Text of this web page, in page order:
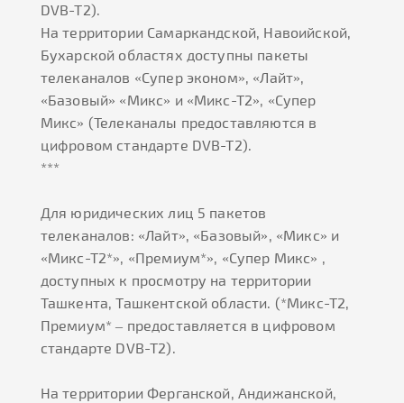
DVB-T2).
На территории Самаркандской, Навоийской,
Бухарской областях доступны пакеты
телеканалов «Супер эконом», «Лайт»,
«Базовый» «Микс» и «Микс-Т2», «Супер
Микс» (Телеканалы предоставляются в
цифровом стандарте DVB-T2).
***
Для юридических лиц 5 пакетов
телеканалов: «Лайт», «Базовый», «Микс» и
«Микс-Т2*», «Премиум*», «Супер Микс» ,
доступных к просмотру на территории
Ташкента, Ташкентской области. (*Микс-Т2,
Премиум* – предоставляется в цифровом
стандарте DVB-T2).
На территории Ферганской, Андижанской,